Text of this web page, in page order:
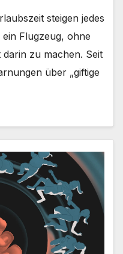
steigen jedes
Flugzeug, ohne
zu machen. Seit
über „giftige